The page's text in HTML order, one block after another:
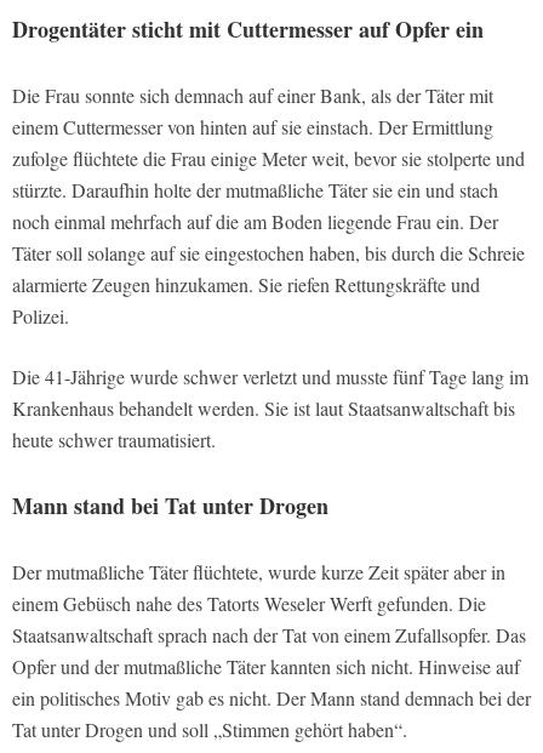
Drogentäter sticht mit Cuttermesser auf Opfer ein
Die Frau sonnte sich demnach auf einer Bank, als der Täter mit
einem Cuttermesser von hinten auf sie einstach. Der Ermittlung
zufolge flüchtete die Frau einige Meter weit, bevor sie stolperte und
stürzte. Daraufhin holte der mutmaßliche Täter sie ein und stach
noch einmal mehrfach auf die am Boden liegende Frau ein. Der
Täter soll solange auf sie eingestochen haben, bis durch die Schreie
alarmierte Zeugen hinzukamen. Sie riefen Rettungskräfte und
Polizei.
Die 41-Jährige wurde schwer verletzt und musste fünf Tage lang im
Krankenhaus behandelt werden. Sie ist laut Staatsanwaltschaft bis
heute schwer traumatisiert.
Mann stand bei Tat unter Drogen
Der mutmaßliche Täter flüchtete, wurde kurze Zeit später aber in
einem Gebüsch nahe des Tatorts Weseler Werft gefunden. Die
Staatsanwaltschaft sprach nach der Tat von einem Zufallsopfer. Das
Opfer und der mutmaßliche Täter kannten sich nicht. Hinweise auf
ein politisches Motiv gab es nicht. Der Mann stand demnach bei der
Tat unter Drogen und soll „Stimmen gehört haben“.